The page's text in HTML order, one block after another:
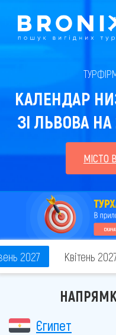
КАЛЕНДАР
ЗІ ЛЬВОВА НА
МІСТО
2027 Квітень
Єгипет